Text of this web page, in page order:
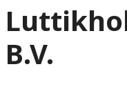
B.V.